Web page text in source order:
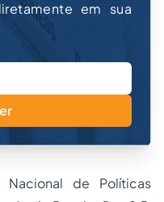
em sua
Nacional de Políticas